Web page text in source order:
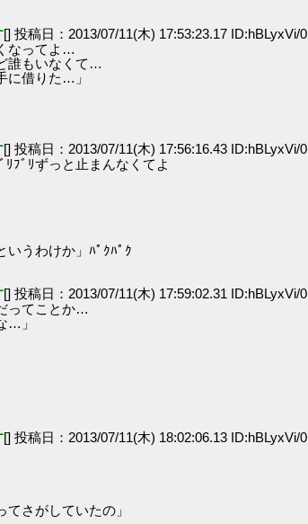
[] 投稿日：2013/07/11(木) 17:53:23.17 ID:hBLyxVi/0
なってよ…
もいなくて…
借りた…」
[] 投稿日：2013/07/11(木) 17:56:16.43 ID:hBLyxVi/0
ﾌﾞﾘずっと止まんなくてよ
いうわけか」ﾊﾟｸﾊﾟｸ
[] 投稿日：2013/07/11(木) 17:59:02.31 ID:hBLyxVi/0
ってことか…
…」
[] 投稿日：2013/07/11(木) 18:02:06.13 ID:hBLyxVi/0
さがしていたの」